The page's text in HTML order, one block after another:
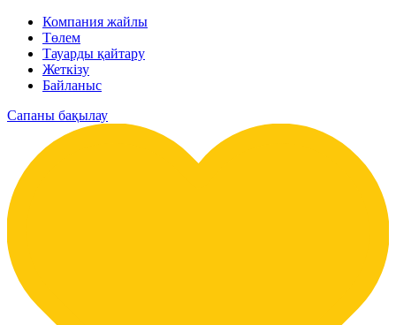
Компания жайлы
Төлем
Тауарды қайтару
Жеткізу
Байланыс
Сапаны бақылау